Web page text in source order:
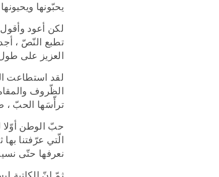
يحبّونها
لكن
أعود
تطبع النّصّ ،
العزيز على
لقد استطاعت
الظّروف
ترأّسَها الحبّ ،
حبّ الوطن أوّلا
الّتي عرّفتنا
نعرفها حتّى